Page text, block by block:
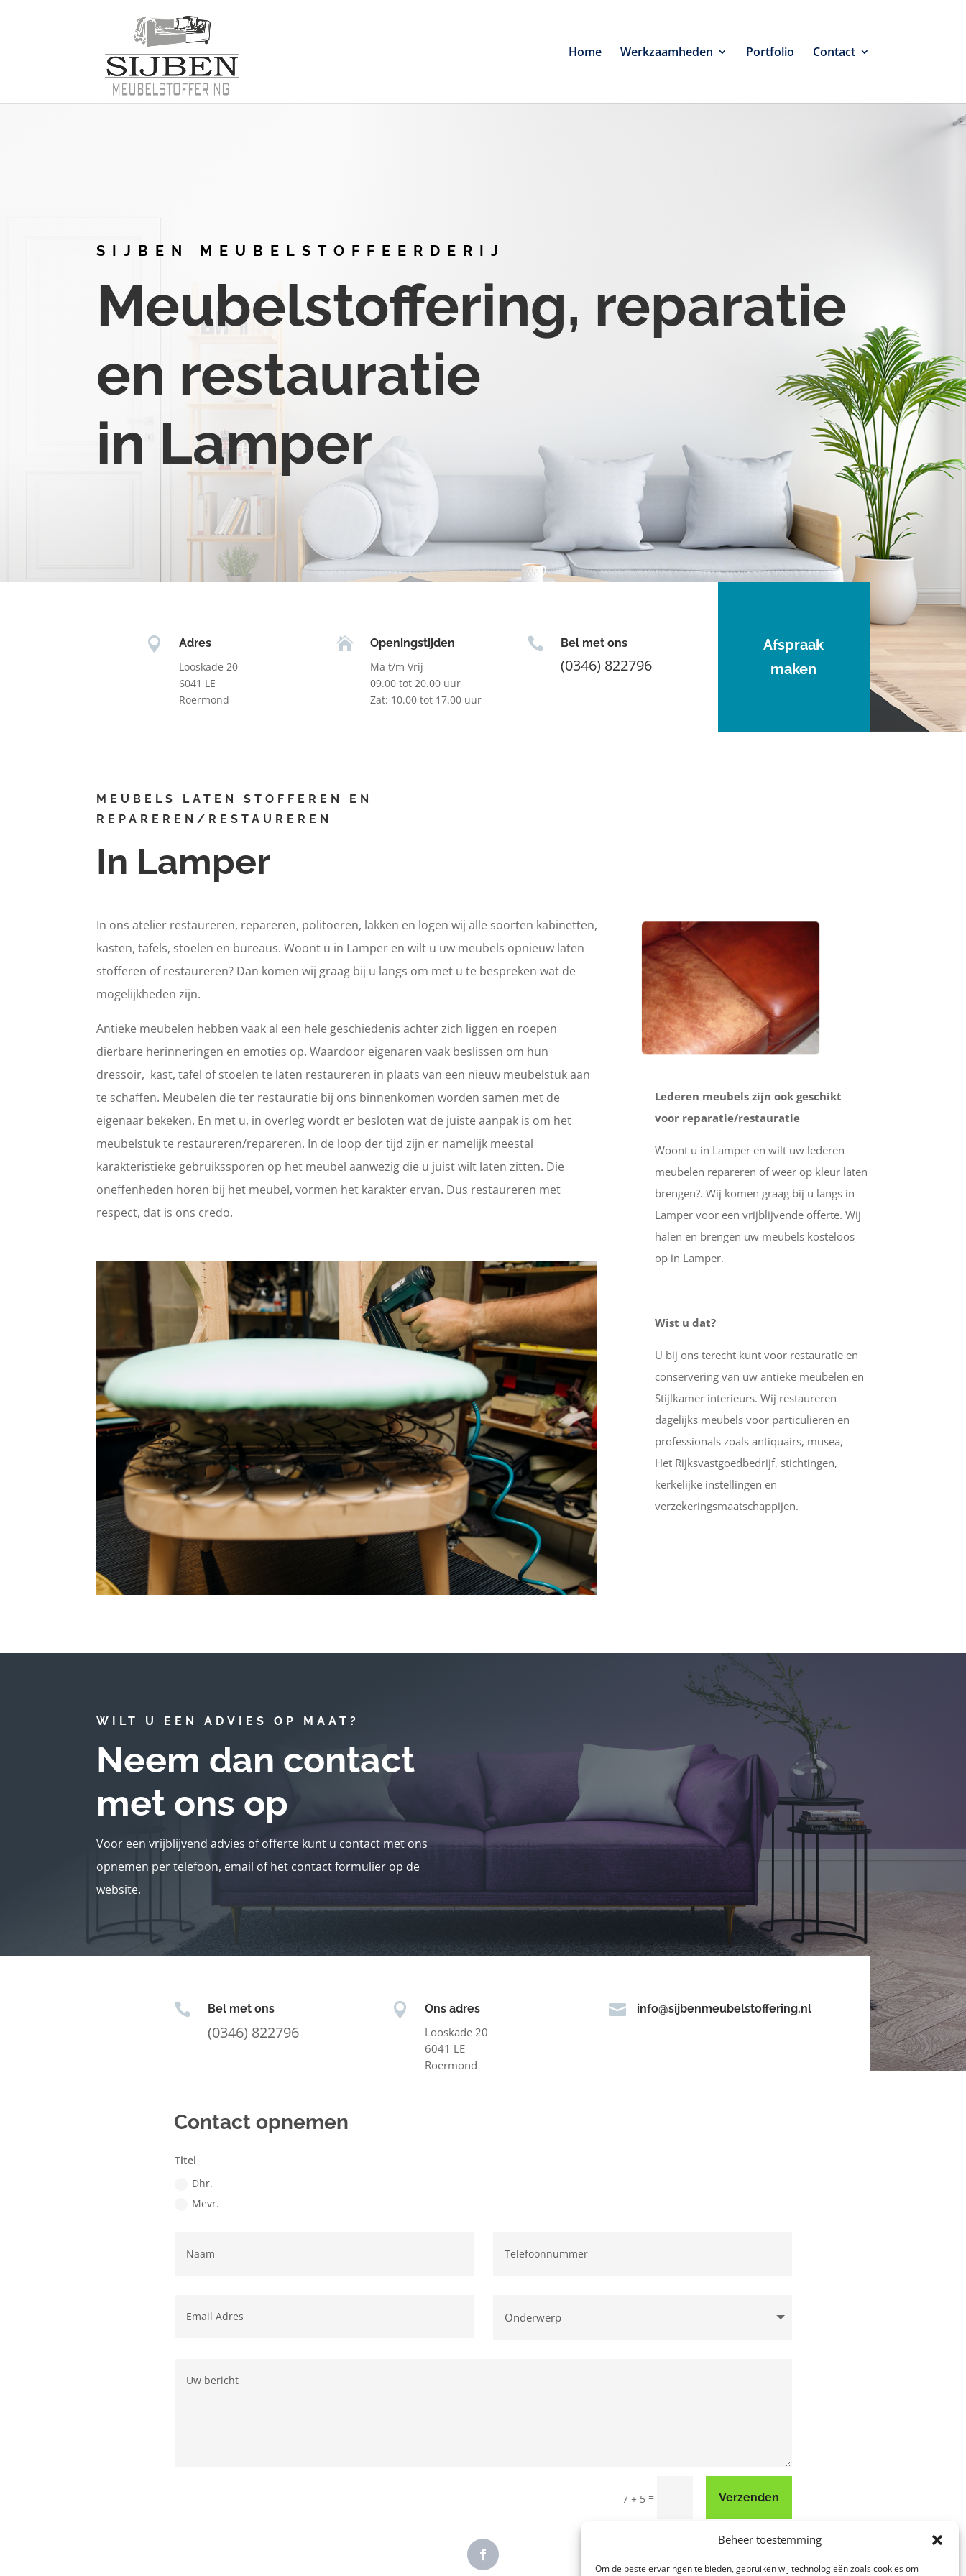
Beheer toestemming
Om de beste ervaringen te bieden, gebruiken wij technologieën zoals cookies om
Home Werkzaamheden Portfolio Contact
SIJBEN MEUBELSTOFFEERDERIJ
Meubelstoffering, reparatie
en restauratie
in Lamper

Adres
Looskade 20
6041 LE
Roermond

Openingstijden
Ma t/m Vrij
09.00 tot 20.00 uur
Zat: 10.00 tot 17.00 uur
 Bel met ons
(0346) 822796
Afspraak
maken
MEUBELS LATEN STOFFEREN EN
REPAREREN/RESTAUREREN
In Lamper
In ons atelier restaureren, repareren, politoeren, lakken en logen wij alle soorten kabinetten,
kasten, tafels, stoelen en bureaus. Woont u in Lamper en wilt u uw meubels opnieuw laten
stofferen of restaureren? Dan komen wij graag bij u langs om met u te bespreken wat de
mogelijkheden zijn.
Antieke meubelen hebben vaak al een hele geschiedenis achter zich liggen en roepen
dierbare herinneringen en emoties op. Waardoor eigenaren vaak beslissen om hun
dressoir, kast, tafel of stoelen te laten restaureren in plaats van een nieuw meubelstuk aan
te schaffen. Meubelen die ter restauratie bij ons binnenkomen worden samen met de
eigenaar bekeken. En met u, in overleg wordt er besloten wat de juiste aanpak is om het
meubelstuk te restaureren/repareren. In de loop der tijd zijn er namelijk meestal
karakteristieke gebruikssporen op het meubel aanwezig die u juist wilt laten zitten. Die
oneffenheden horen bij het meubel, vormen het karakter ervan. Dus restaureren met
respect, dat is ons credo.
Lederen meubels zijn ook geschikt
voor reparatie/restauratie
Woont u in Lamper en wilt uw lederen
meubelen repareren of weer op kleur laten
brengen?. Wij komen graag bij u langs in
Lamper voor een vrijblijvende offerte. Wij
halen en brengen uw meubels kosteloos
op in Lamper.
Wist u dat?
U bij ons terecht kunt voor restauratie en
conservering van uw antieke meubelen en
Stijlkamer interieurs. Wij restaureren
dagelijks meubels voor particulieren en
professionals zoals antiquairs, musea,
Het Rijksvastgoedbedrijf, stichtingen,
kerkelijke instellingen en
verzekeringsmaatschappijen.
WILT U EEN ADVIES OP MAAT?
Neem dan contact
met ons op
Voor een vrijblijvend advies of offerte kunt u contact met ons
opnemen per telefoon, email of het contact formulier op de
website.
 Bel met ons
(0346) 822796
 Ons adres
Looskade 20
6041 LE
Roermond
 info@sijbenmeubelstoffering.nl
Contact opnemen
Titel
Dhr.
Mevr.
7 + 5 = Verzenden